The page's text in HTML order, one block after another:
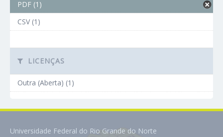
PDF (1)
CSV (1)
LICENÇAS
Outra (Aberta) (1)
Universidade Federal do Rio Grande do Norte